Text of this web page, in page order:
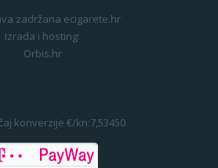
zadržana ecigarete.hr
Izrada i hosting:
Orbis.hr
konverzije €/kn:7,53450